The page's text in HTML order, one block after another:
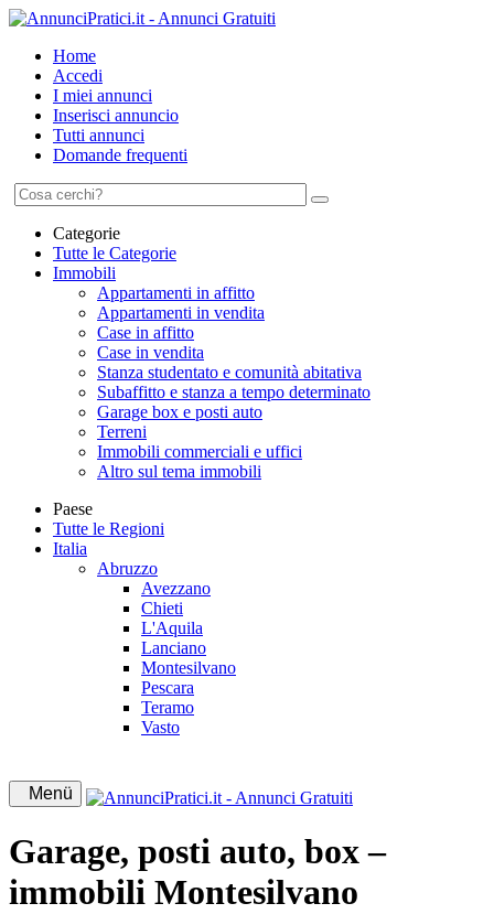
Home
Accedi
I miei annunci
Inserisci annuncio
Tutti annunci
Domande frequenti
Categorie
Tutte le Categorie
Immobili
Appartamenti in affitto
Appartamenti in vendita
Case in affitto
Case in vendita
Stanza studentato e comunità abitativa
Subaffitto e stanza a tempo determinato
Garage box e posti auto
Terreni
Immobili commerciali e uffici
Altro sul tema immobili
Paese
Tutte le Regioni
Italia
Abruzzo
Avezzano
Chieti
L'Aquila
Lanciano
Montesilvano
Pescara
Teramo
Vasto
Menü
Garage, posti auto, box –
immobili Montesilvano